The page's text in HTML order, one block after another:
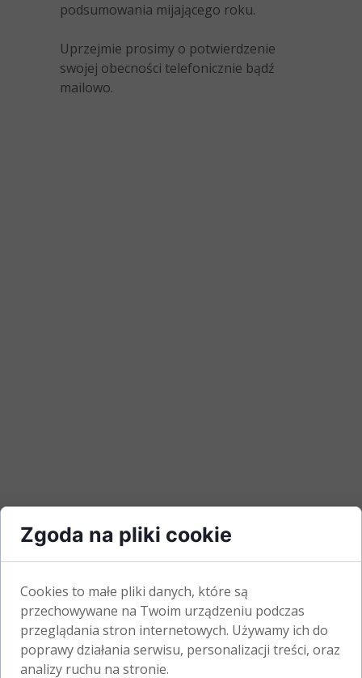
podsumowania mijającego roku.
Uprzejmie prosimy o potwierdzenie
swojej obecności telefonicznie bądź
mailowo.
Zgoda na pliki cookie
Cookies to małe pliki danych, które są
przechowywane na Twoim urządzeniu podczas
przeglądania stron internetowych. Używamy ich do
poprawy działania serwisu, personalizacji treści, oraz
analizy ruchu na stronie.